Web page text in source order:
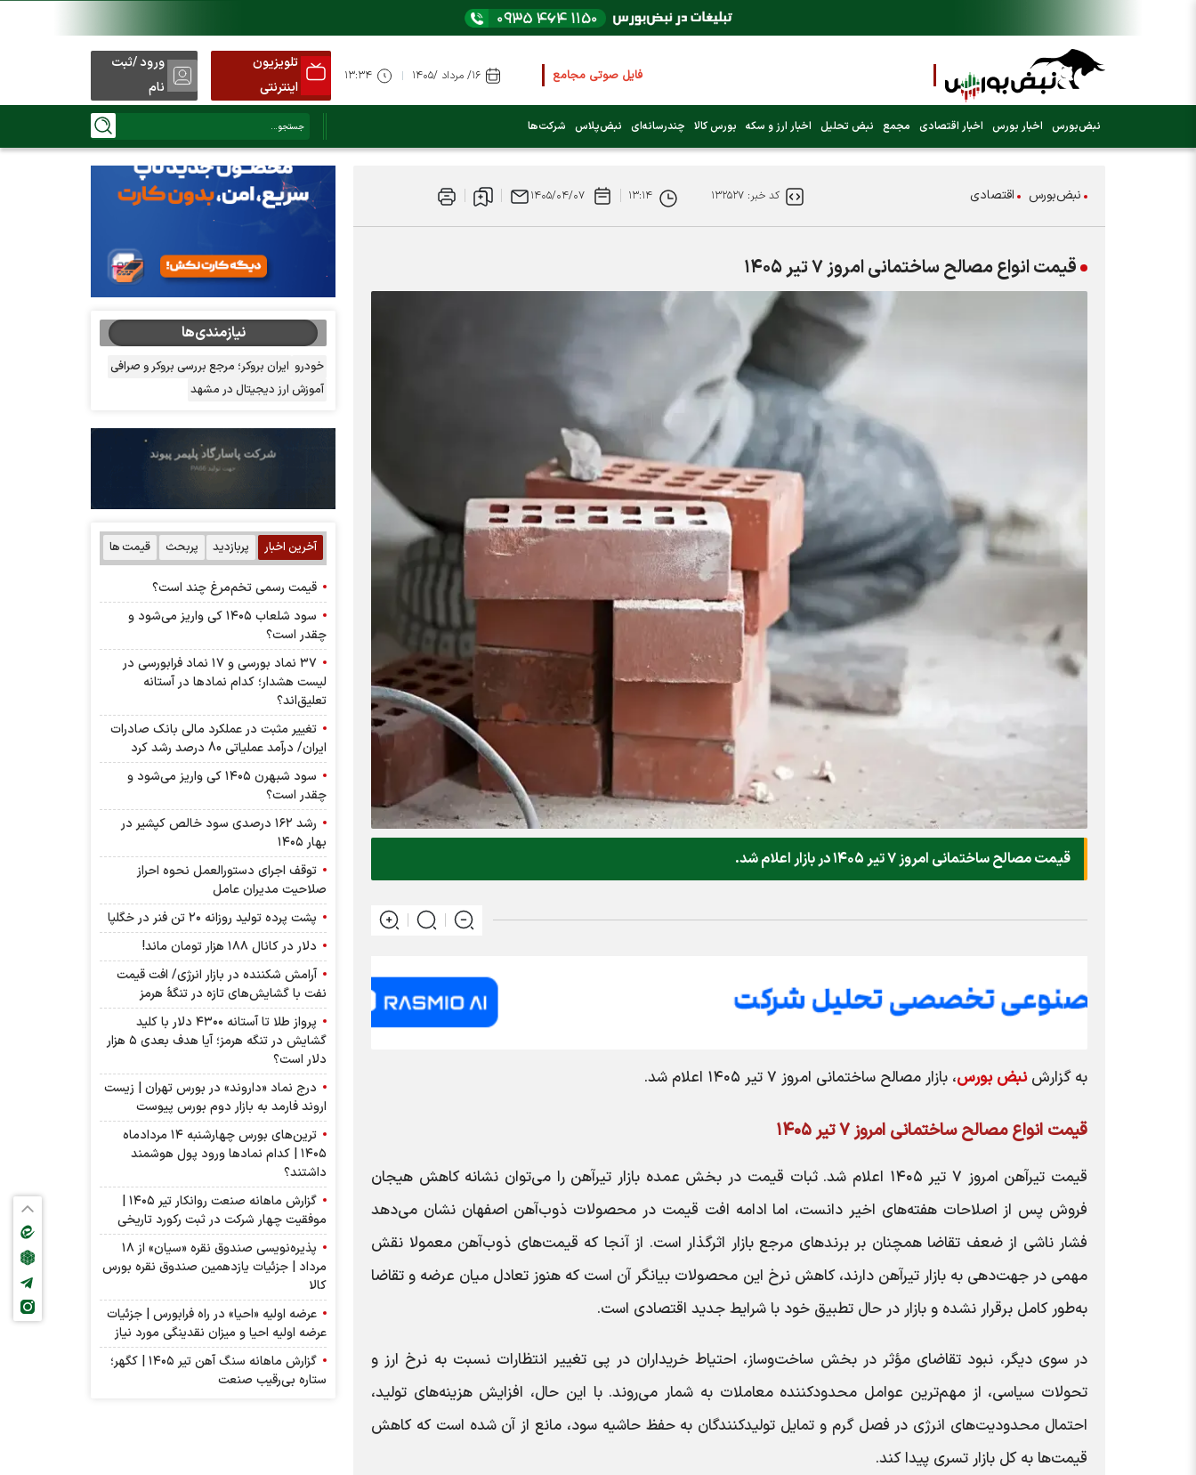
فایل صوتی مجامع و کنفرانس ها را از اینجا گوش کنید
عرضه اولیه بعدی کدام نماد است؟ (کلیک کنید)
تلویزیون
اینترنتی
ورود /ثبت
نام
نبض‌بورس اخبار بورس اخبار اقتصادی مجمع نبض تحلیل اخبار ارز و سکه بورس کالا چندرسانه‌ای نبض‌پلاس شرکت‌ها
نبض‌بورس اقتصادی کد خبر: ۱۳۲۵۲۷ ۱۳:۱۴ ۱۴۰۵/۰۴/۰۷
قیمت انواع مصالح ساختمانی امروز ۷ تیر ۱۴۰۵
قیمت مصالح ساختمانی امروز ۷ تیر ۱۴۰۵ در بازار اعلام شد.
به گزارشنبض بورس، بازار مصالح ساختمانی امروز ۷ تیر ۱۴۰۵ اعلام شد.
قیمت انواع مصالح ساختمانی امروز ۷ تیر ۱۴۰۵
قیمت تیرآهن امروز ۷ تیر ۱۴۰۵ اعلام شد. ثبات قیمت در بخش عمده بازار تیرآهن را می‌توان نشانه کاهش هیجان
فروش پس از اصلاحات هفته‌های اخیر دانست، اما ادامه افت قیمت در محصولات ذوب‌آهن اصفهان نشان می‌دهد
فشار ناشی از ضعف تقاضا همچنان بر برندهای مرجع بازار اثرگذار است. از آنجا که قیمت‌های ذوب‌آهن معمولا نقش
مهمی در جهت‌دهی به بازار تیرآهن دارند، کاهش نرخ این محصولات بیانگر آن است که هنوز تعادل میان عرضه و تقاضا
به‌طور کامل برقرار نشده و بازار در حال تطبیق خود با شرایط جدید اقتصادی است.
در سوی دیگر، نبود تقاضای مؤثر در بخش ساخت‌وساز، احتیاط خریداران در پی تغییر انتظارات نسبت به نرخ ارز و
تحولات سیاسی، از مهم‌ترین عوامل محدودکننده معاملات به شمار می‌روند. با این حال، افزایش هزینه‌های تولید،
احتمال محدودیت‌های انرژی در فصل گرم و تمایل تولیدکنندگان به حفظ حاشیه سود، مانع از آن شده است که کاهش
قیمت‌ها به کل بازار تسری پیدا کند.
نیازمندی‌ها
خودرو ایران بروکر؛ مرجع بررسی بروکر و صرافی
آموزش ارز دیجیتال در مشهد
آخرین اخبار پربازدید پربحث قیمت ها
قیمت رسمی تخم‌مرغ چند است؟
سود شلعاب ۱۴۰۵ کی واریز می‌شود و
چقدر است؟
۳۷ نماد بورسی و ۱۷ نماد فرابورسی در
لیست هشدار؛ کدام نماد‌ها در آستانه
تعلیق‌اند؟
تغییر مثبت در عملکرد مالی بانک صادرات
ایران/ درآمد عملیاتی 80 درصد رشد کرد
سود شبهرن ۱۴۰۵ کی واریز می‌شود و
چقدر است؟
رشد ۱۶۲ درصدی سود خالص کپشیر در
بهار ۱۴۰۵
توقف اجرای دستورالعمل نحوه احراز
صلاحیت مدیران عامل
پشت پرده تولید روزانه ۲۰ تن فنر در خگلپا
دلار در کانال ۱۸۸ هزار تومان ماند!
آرامش شکننده در بازار انرژی/ افت قیمت
نفت با گشایش‌های تازه در تنگۀ هرمز
پرواز طلا تا آستانه ۴۳۰۰ دلار با کلید
گشایش در تنگه هرمز؛ آیا هدف بعدی ۵ هزار
دلار است؟
درج نماد «داروند» در بورس تهران | زیست
اروند فارمد به بازار دوم بورس پیوست
ترین‌های بورس چهارشنبه ۱۴ مردادماه
۱۴۰۵ | کدام نماد‌ها ورود پول هوشمند
داشتند؟
گزارش ماهانه صنعت روانکار تیر ۱۴۰۵ |
موفقیت چهار شرکت در ثبت رکورد تاریخی
پذیره‌نویسی صندوق نقره «سیان» از ۱۸
مرداد | جزئیات یازدهمین صندوق نقره بورس
کالا
عرضه اولیه «احیا» در راه فرابورس | جزئیات
عرضه اولیه احیا و میزان نقدینگی مورد نیاز
گزارش ماهانه سنگ آهن تیر ۱۴۰۵ | کگهر؛
ستاره بی‌رقیب صنعت